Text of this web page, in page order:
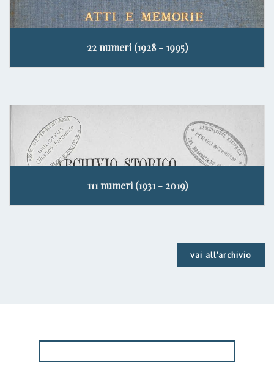
22 numeri (1928 - 1995)
111 numeri (1931 - 2019)
vai all'archivio